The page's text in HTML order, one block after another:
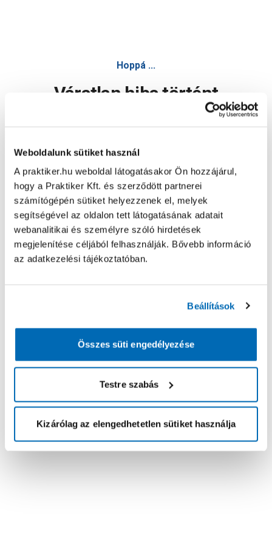
Weboldalunk sütiket használ
A praktiker.hu weboldal látogatásakor Ön hozzájárul,
hogy a Praktiker Kft. és szerződött partnerei
számítógépén sütiket helyezzenek el, melyek
segítségével az oldalon tett látogatásának adatait
webanalitikai és személyre szóló hirdetések
megjelenítése céljából felhasználják. Bővebb információ
az adatkezelési tájékoztatóban.
Beállítások
Összes süti engedélyezése
Testre szabás
Kizárólag az elengedhetetlen sütiket használja
Hoppá ...
Váratlan hiba történt
Oldal újratöltése